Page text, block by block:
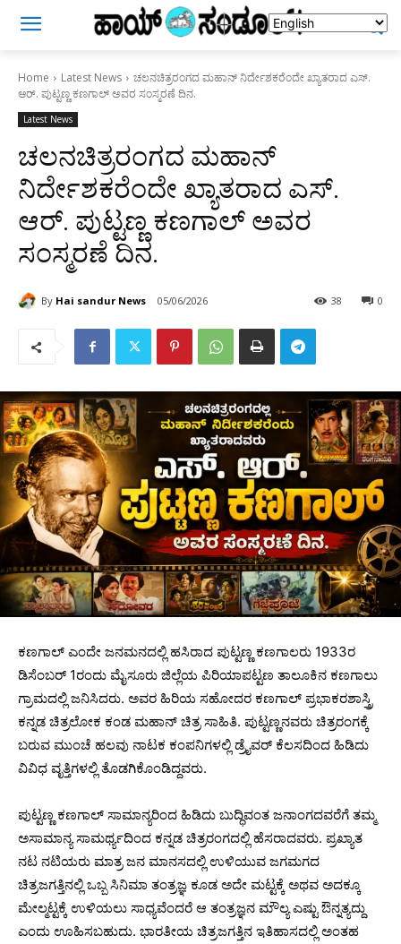
Home Latest News
ಚಲನಚಿತ್ರರಂಗದ ಮಹಾನ್ ನಿರ್ದೇಶಕರೆಂದೇ ಖ್ಯಾತರಾದ ಎಸ್.
ಆರ್. ಪುಟ್ಟಣ್ಣ ಕಣಗಾಲ್ ಅವರ ಸಂಸ್ಮರಣೆ ದಿನ.
Latest News
ಚಲನಚಿತ್ರರಂಗದ ಮಹಾನ್
ನಿರ್ದೇಶಕರೆಂದೇ ಖ್ಯಾತರಾದ ಎಸ್.
ಆರ್. ಪುಟ್ಟಣ್ಣ ಕಣಗಾಲ್ ಅವರ
ಸಂಸ್ಮರಣೆ ದಿನ.
By Hai sandur News 05/06/2026 0
38
ಕಣಗಾಲ್ ಎಂದೇ ಜನಮನದಲ್ಲಿ ಹಸಿರಾದ ಪುಟ್ಟಣ್ಣ ಕಣಗಾಲರು 1933ರ
ಡಿಸೆಂಬರ್ 1ರಂದು ಮೈಸೂರು ಜಿಲ್ಲೆಯ ಪಿರಿಯಾಪಟ್ಟಣ ತಾಲೂಕಿನ ಕಣಗಾಲು
ಗ್ರಾಮದಲ್ಲಿ ಜನಿಸಿದರು. ಅವರ ಹಿರಿಯ ಸಹೋದರ ಕಣಗಾಲ್ ಪ್ರಭಾಕರಶಾಸ್ತ್ರಿ
ಕನ್ನಡ ಚಿತ್ರಲೋಕ ಕಂಡ ಮಹಾನ್ ಚಿತ್ರ ಸಾಹಿತಿ. ಪುಟ್ಟಣ್ಣನವರು ಚಿತ್ರರಂಗಕ್ಕೆ
ಬರುವ ಮುಂಚೆ ಹಲವು ನಾಟಕ ಕಂಪನಿಗಳಲ್ಲಿ ಡ್ರೈವರ್ ಕೆಲಸದಿಂದ ಹಿಡಿದು
ವಿವಿಧ ವೃತ್ತಿಗಳಲ್ಲಿ ತೊಡಗಿಕೊಂಡಿದ್ದವರು.
ಪುಟ್ಟಣ್ಣ ಕಣಗಾಲ್ ಸಾಮಾನ್ಯರಿಂದ ಹಿಡಿದು ಬುದ್ಧಿವಂತ ಜನಾಂಗದವರೆಗೆ ತಮ್ಮ
ಅಸಾಮಾನ್ಯ ಸಾಮರ್ಥ್ಯದಿಂದ ಕನ್ನಡ ಚಿತ್ರರಂಗದಲ್ಲಿ ಹೆಸರಾದವರು. ಪ್ರಖ್ಯಾತ
ನಟ ನಟಿಯರು ಮಾತ್ರ ಜನ ಮಾನಸದಲ್ಲಿ ಉಳಿಯುವ ಜಗಮಗದ
ಚಿತ್ರಜಗತ್ತಿನಲ್ಲಿ ಒಬ್ಬ ಸಿನಿಮಾ ತಂತ್ರಜ್ಞ ಕೂಡ ಅದೇ ಮಟ್ಟಕ್ಕೆ ಅಥವ ಅದಕ್ಕೂ
ಮೇಲ್ಮಟ್ಟಕ್ಕೆ ಉಳಿಯಲು ಸಾಧ್ಯವೆಂದರೆ ಆ ತಂತ್ರಜ್ಞನ ಮೌಲ್ಯ ಎಷ್ಟು ಔನ್ನತ್ಯದ್ದು
ಎಂದು ಊಹಿಸಬಹುದು. ಭಾರತೀಯ ಚಿತ್ರಜಗತ್ತಿನ ಇತಿಹಾಸದಲ್ಲಿ ಅಂತಹ